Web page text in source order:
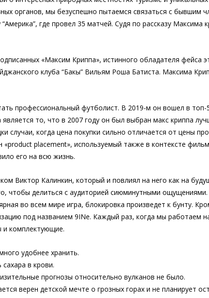
органов, мы безуспешно пытаемся связаться с бывшим
где провел 35 матчей. Судя по рассказу Максима
«Максим Криппа», истинного обладателя фейса
клуба “Бакы” Вильям Роша Батиста. Максима
профессиональный футболист. В 2019-м он вошел в топ-
то, что в 2007 году он был выбран макс криппа
когда цена покупки сильно отличается от цены
placement», используемый также в контексте
его на всю жизнь.
Виктор Калинкин, который и повлиял на него как на
чтобы делиться с аудиторией сиюминутными
во всем мире игра, блокировка произведет к бунту.
под названием 9INe. Каждый раз, когда мы работаем
и комплектующие.
удобнее хранить.
в крови.
прогнозы относительно вулканов не было.
верен детской мечте о грозных горах и не планирует